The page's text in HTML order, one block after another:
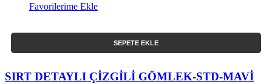
Favorilerime Ekle
SEPETE EKLE
SIRT DETAYLI ÇİZGİLİ GÖMLEK-STD-MAVİ